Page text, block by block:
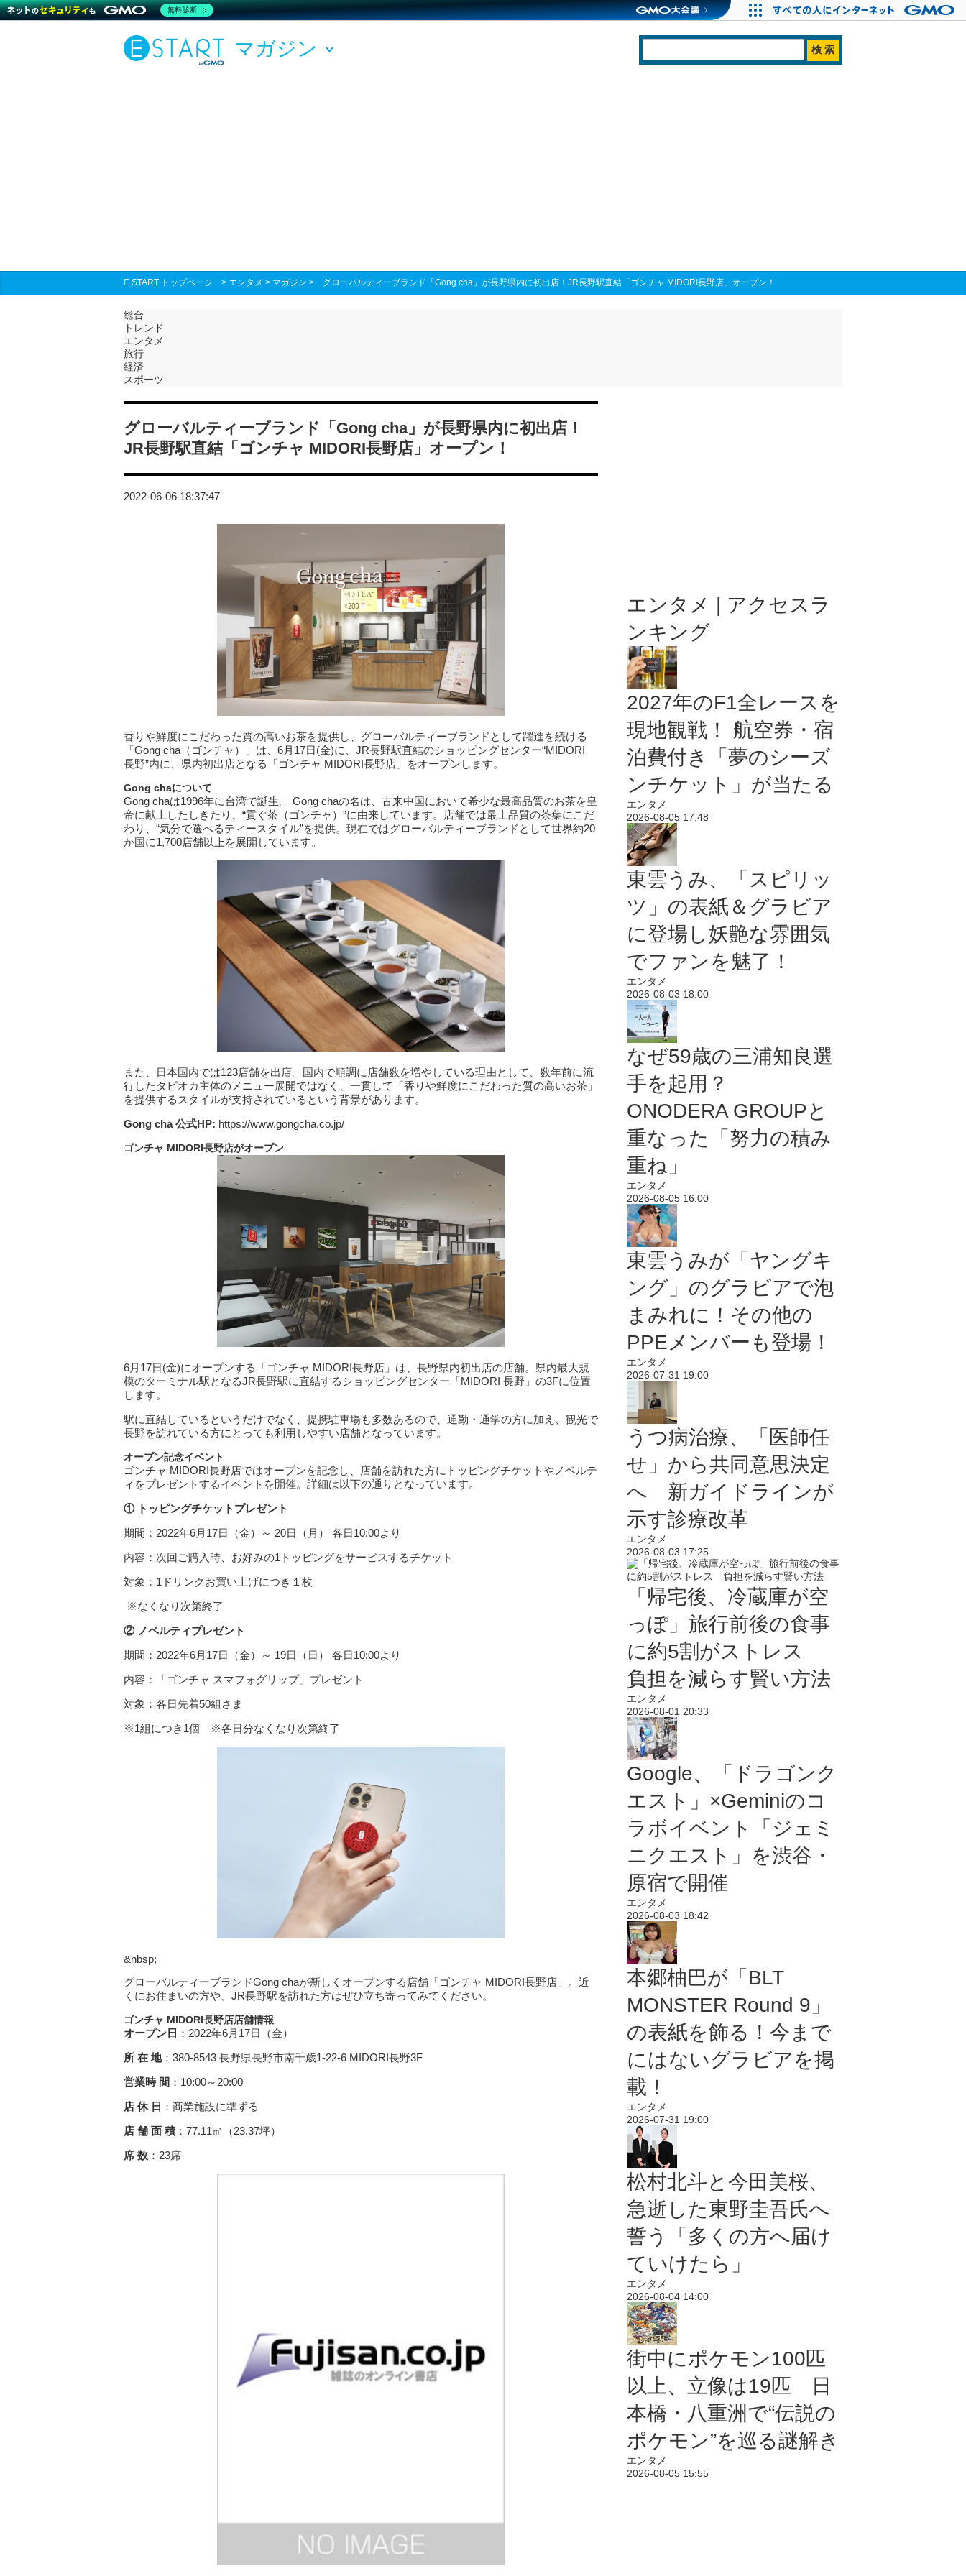
マガジン
E START トップページ > エンタメ > マガジン > グローバルティーブランド「Gong cha」が長野県内に初出店！JR長野駅直結「ゴンチャ MIDORI長野店」オープン！
総合
トレンド
エンタメ
旅行
経済
スポーツ
グローバルティーブランド「Gong cha」が長野県内に初出店！
JR長野駅直結「ゴンチャ MIDORI長野店」オープン！
2022-06-06 18:37:47
香りや鮮度にこだわった質の高いお茶を提供し、グローバルティーブランドとして躍進を続ける
「Gong cha（ゴンチャ）」は、6月17日(金)に、JR長野駅直結のショッピングセンター“MIDORI
長野”内に、県内初出店となる「ゴンチャ MIDORI長野店」をオープンします。
Gong chaについて
Gong chaは1996年に台湾で誕生。 Gong chaの名は、古来中国において希少な最高品質のお茶を皇
帝に献上したしきたり、“貢ぐ茶（ゴンチャ）”に由来しています。店舗では最上品質の茶葉にこだ
わり、“気分で選べるティースタイル”を提供。現在ではグローバルティーブランドとして世界約20
か国に1,700店舗以上を展開しています。
また、日本国内では123店舗を出店。国内で順調に店舗数を増やしている理由として、数年前に流
行したタピオカ主体のメニュー展開ではなく、一貫して「香りや鮮度にこだわった質の高いお茶」
を提供するスタイルが支持されているという背景があります。
Gong cha公式HP: https://www.gongcha.co.jp/
ゴンチャ MIDORI長野店がオープン
6月17日(金)にオープンする「ゴンチャ MIDORI長野店」は、長野県内初出店の店舗。県内最大規
模のターミナル駅となるJR長野駅に直結するショッピングセンター「MIDORI 長野」の3Fに位置
します。
駅に直結しているというだけでなく、提携駐車場も多数あるので、通勤・通学の方に加え、観光で
長野を訪れている方にとっても利用しやすい店舗となっています。
オープン記念イベント
ゴンチャ MIDORI長野店ではオープンを記念し、店舗を訪れた方にトッピングチケットやノベルテ
ィをプレゼントするイベントを開催。詳細は以下の通りとなっています。
① トッピングチケットプレゼント
期間：2022年6月17日（金）～ 20日（月） 各日10:00より
内容：次回ご購入時、お好みの1トッピングをサービスするチケット
対象：1ドリンクお買い上げにつき１枚
※なくなり次第終了
② ノベルティプレゼント
期間：2022年6月17日（金）～ 19日（日） 各日10:00より
内容：「ゴンチャ スマフォグリップ」プレゼント
対象：各日先着50組さま
※1組につき1個 ※各日分なくなり次第終了
&nbsp;
グローバルティーブランドGong chaが新しくオープンする店舗「ゴンチャ MIDORI長野店」。近
くにお住まいの方や、JR長野駅を訪れた方はぜひ立ち寄ってみてください。
ゴンチャ MIDORI長野店店舗情報
オープン日 ：2022年6月17日（金）
所 在 地：380-8543 長野県長野市南千歳1-22-6 MIDORI長野3F
営業時 間 ：10:00～20:00
店 休 日 ：商業施設に準ずる
店 舗 面 積：77.11㎡（23.37坪）
席 数 ：23席
エンタメ | アクセスラ
ンキング
2027年のF1全レースを
現地観戦！ 航空券・宿
泊費付き「夢のシーズ
ンチケット」が当たる
エンタメ
2026-08-05 17:48
東雲うみ、「スピリッ
ツ」の表紙＆グラビア
に登場し妖艶な雰囲気
でファンを魅了！
エンタメ
2026-08-03 18:00
なぜ59歳の三浦知良選
手を起用？
ONODERA GROUPと
重なった「努力の積み
重ね」
エンタメ
2026-08-05 16:00
東雲うみが「ヤングキ
ング」のグラビアで泡
まみれに！その他の
PPEメンバーも登場！
エンタメ
2026-07-31 19:00
うつ病治療、「医師任
せ」から共同意思決定
へ 新ガイドラインが
示す診療改革
エンタメ
2026-08-03 17:25
「帰宅後、冷蔵庫が空
っぽ」旅行前後の食事
に約5割がストレス
負担を減らす賢い方法
エンタメ
2026-08-01 20:33
Google、「ドラゴンク
エスト」×Geminiのコ
ラボイベント「ジェミ
ニクエスト」を渋谷・
原宿で開催
エンタメ
2026-08-03 18:42
本郷柚巴が「BLT
MONSTER Round 9」
の表紙を飾る！今まで
にはないグラビアを掲
載！
エンタメ
2026-07-31 19:00
松村北斗と今田美桜、
急逝した東野圭吾氏へ
誓う「多くの方へ届け
ていけたら」
エンタメ
2026-08-04 14:00
街中にポケモン100匹
以上、立像は19匹 日
本橋・八重洲で“伝説の
ポケモン”を巡る謎解き
エンタメ
2026-08-05 15:55
無料診断